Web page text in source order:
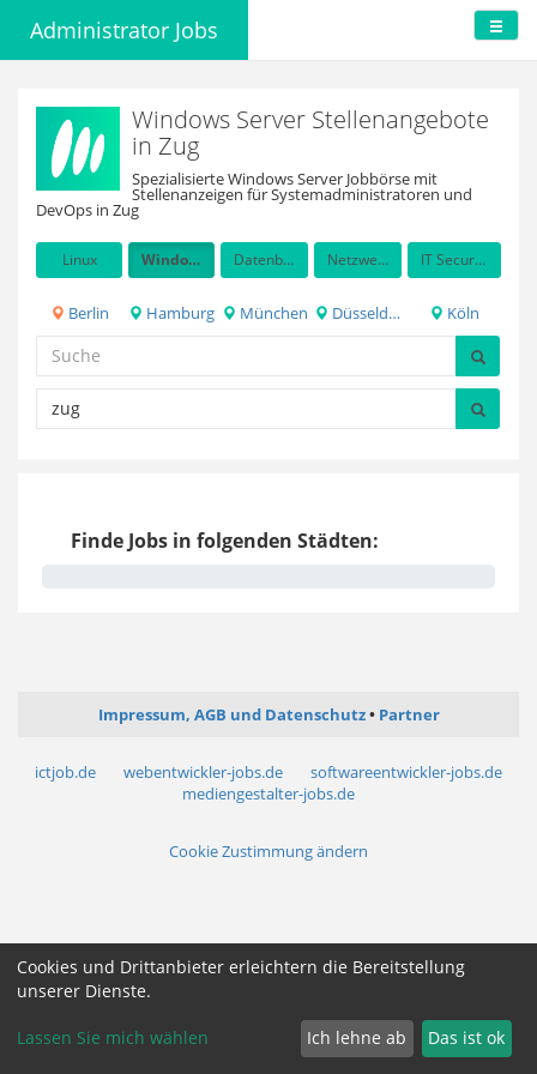
Administrator Jobs
Windows Server Stellenangebote
in Zug
Spezialisierte Windows Server Jobbörse mit
Stellenanzeigen für Systemadministratoren und
DevOps in Zug
Linux Windows Server Datenbanken Netzwerkadministration IT Security / Auditing
Berlin Hamburg München Düsseldorf Köln
Finde Jobs in folgenden Städten:
Impressum, AGB und Datenschutz Partner
ictjob.de webentwickler-jobs.de
softwareentwickler-jobs.de
mediengestalter-jobs.de
Cookie Zustimmung ändern
Cookies und Drittanbieter erleichtern die Bereitstellung
unserer Dienste.
Lassen Sie mich wählen Ich lehne ab Das ist ok